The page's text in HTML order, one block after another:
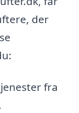
der
fra